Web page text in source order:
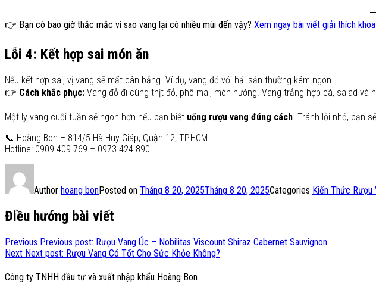
👉 Bạn có bao giờ thắc mắc vì sao vang lại có nhiều mùi đến vậy? Xem ngay bài viết giải thích
Lỗi 4: Kết hợp sai món ăn
Nếu kết hợp sai, vị vang sẽ mất cân bằng. Ví dụ, vang đỏ với hải sản thường kém ngon.
👉 Cách khắc phục: Vang đỏ đi cùng thịt đỏ, phô mai, món nướng. Vang trắng hợp cá, salad và
Một ly vang cuối tuần sẽ ngon hơn nếu bạn biết uống rượu vang đúng cách. Tránh lỗi nhỏ, bạn
📞 Hoàng Bon – 814/5 Hà Huy Giáp, Quận 12, TP.HCM
Hotline: 0909 409 769 – 0973 424 890
Author hoang bonPosted on Tháng 8 20, 2025Tháng 8 20, 2025Categories Kiến Thức Rượu
Điều hướng bài viết
Previous Previous post: Rượu Vang Úc – Nobilitas Viscount Shiraz Cabernet Sauvignon
Next Next post: Rượu Vang Có Tốt Cho Sức Khỏe Không?
Công ty TNHH đầu tư và xuất nhập khẩu Hoàng Bon